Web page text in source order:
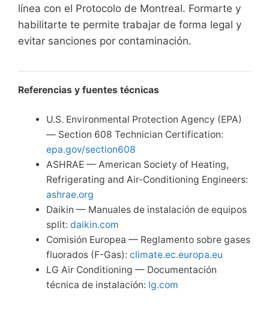
línea con el Protocolo de Montreal. Formarte y
habilitarte te permite trabajar de forma legal y
evitar sanciones por contaminación.
Referencias y fuentes técnicas
U.S. Environmental Protection Agency (EPA)
— Section 608 Technician Certification:
epa.gov/section608
ASHRAE — American Society of Heating,
Refrigerating and Air-Conditioning Engineers:
ashrae.org
Daikin — Manuales de instalación de equipos
split: daikin.com
Comisión Europea — Reglamento sobre gases
fluorados (F-Gas): climate.ec.europa.eu
LG Air Conditioning — Documentación
técnica de instalación: lg.com